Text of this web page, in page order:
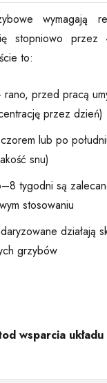
wymagają
stopniowo przez
to:
przed pracą
przez dzień)
lub po
snu)
tygodni są
stosowaniu
działają
grzybów
wsparcia